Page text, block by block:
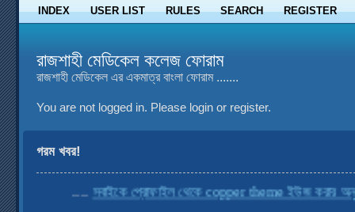
INDEX USER LIST RULES SEARCH REGISTER
রাজশাহী মেডিকেল কলেজ ফোরাম
রাজশাহী মেডিকেল এর একমাত্র বাংলা ফোরাম .......
You are not logged in. Please login or register.
গরম খবর!
....সবাইকে প্রোফাইল থেকে copper theme ইউজ করার